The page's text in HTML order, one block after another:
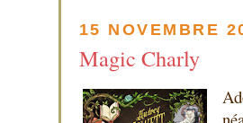
15 NOVEMBRE
Magic Charly